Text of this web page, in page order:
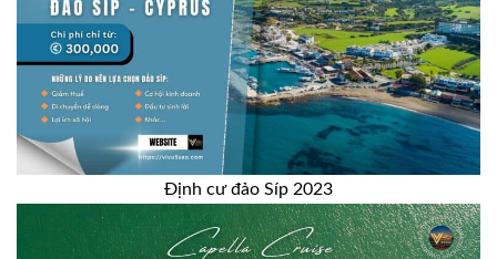
Định cư đảo Síp 2023